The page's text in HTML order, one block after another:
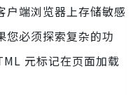
户端浏览器上存储敏感
您必须探索复杂的功
元标记在页面加载